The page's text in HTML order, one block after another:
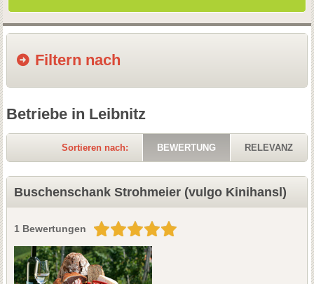
Filtern nach
Betriebe in Leibnitz
Sortieren nach: BEWERTUNG RELEVANZ
Buschenschank Strohmeier (vulgo Kinihansl)
1 Bewertungen